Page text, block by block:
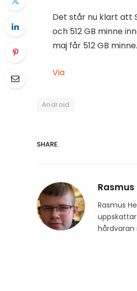
Det står nu klart att
och 512 GB minne
maj får 512 GB minne.
Via
Android
SHARE.
Rasmus
hårdvaran